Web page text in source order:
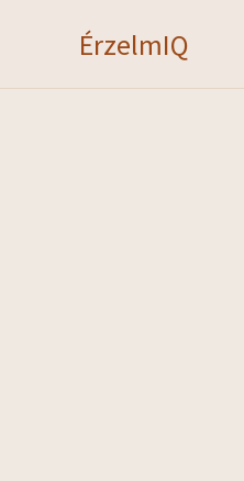
ÉrzelmIQ